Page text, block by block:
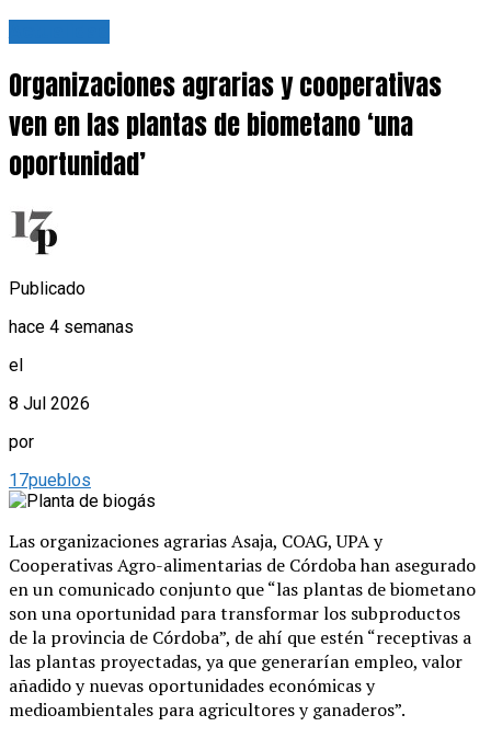
Organizaciones agrarias y cooperativas
ven en las plantas de biometano ‘una
oportunidad’
Publicado
hace 4 semanas
el
8 Jul 2026
por
17pueblos
Las organizaciones agrarias Asaja, COAG, UPA y
Cooperativas Agro-alimentarias de Córdoba han asegurado
en un comunicado conjunto que “las plantas de biometano
son una oportunidad para transformar los subproductos
de la provincia de Córdoba”, de ahí que estén “receptivas a
las plantas proyectadas, ya que generarían empleo, valor
añadido y nuevas oportunidades económicas y
medioambientales para agricultores y ganaderos”.